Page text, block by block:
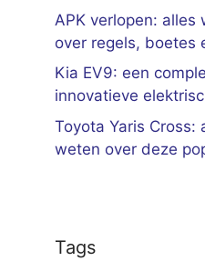
APK verlopen:
over regels, boetes
Kia EV9: een
innovatieve
Toyota Yaris Cross:
weten over deze
Tags